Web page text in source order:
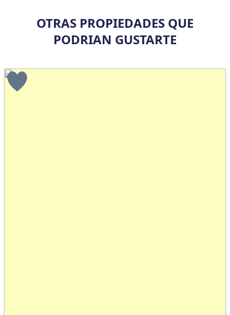
OTRAS PROPIEDADES QUE
PODRIAN GUSTARTE